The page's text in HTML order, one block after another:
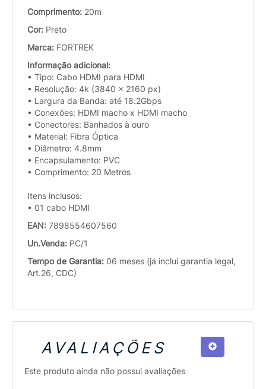
Comprimento: 20m
Cor: Preto
Marca: FORTREK
Informação adicional:
• Tipo: Cabo HDMI para HDMI
• Resolução: 4k (3840 x 2160 px)
• Largura da Banda: até 18.2Gbps
• Conexões: HDMI macho x HDMI macho
• Conectores: Banhados à ouro
• Material: Fibra Óptica
• Diâmetro: 4.8mm
• Encapsulamento: PVC
• Comprimento: 20 Metros
Itens inclusos:
• 01 cabo HDMI
EAN: 7898554607560
Un.Venda: PC/1
Tempo de Garantia: 06 meses (já inclui garantia legal,
Art.26, CDC)
AVALIAÇÕES
Este produto ainda não possui avaliações